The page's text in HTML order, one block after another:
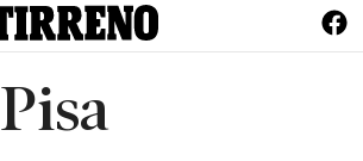
Pisa